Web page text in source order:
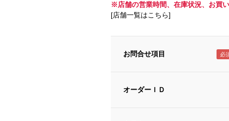
※店舗の営業時間、在庫状況、お買
[店舗一覧はこちら]
お問合せ項目
オーダーＩＤ